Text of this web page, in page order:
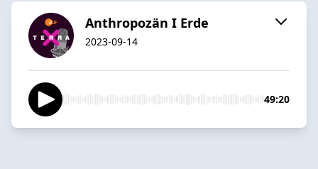
Anthropozän I Erde
2023-09-14
49:20